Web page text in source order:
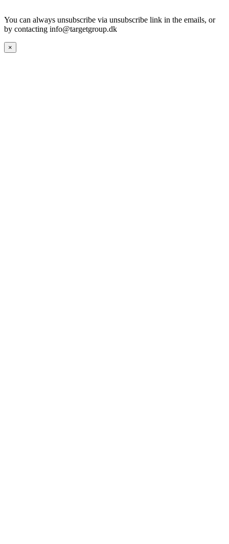
You can always unsubscribe via unsubscribe link in the emails, or
by contacting info@targetgroup.dk
×